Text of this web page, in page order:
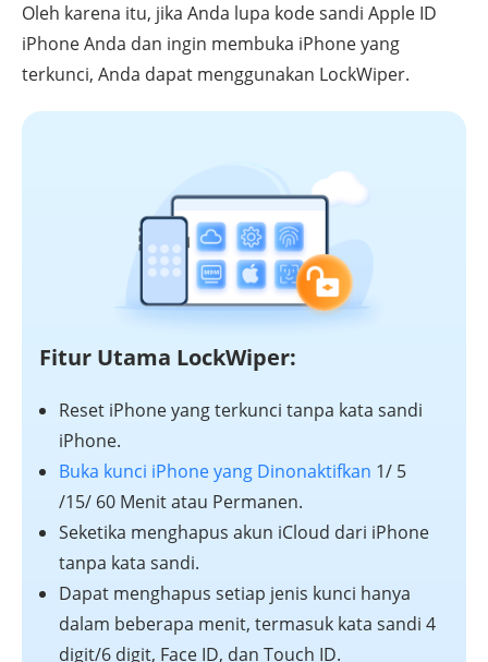
Oleh karena itu, jika Anda lupa kode sandi Apple ID
iPhone Anda dan ingin membuka iPhone yang
terkunci, Anda dapat menggunakan LockWiper.
Fitur Utama LockWiper:
Reset iPhone yang terkunci tanpa kata sandi
iPhone.
Buka kunci iPhone yang Dinonaktifkan 1/ 5
/15/ 60 Menit atau Permanen.
Seketika menghapus akun iCloud dari iPhone
tanpa kata sandi.
Dapat menghapus setiap jenis kunci hanya
dalam beberapa menit, termasuk kata sandi 4
digit/6 digit, Face ID, dan Touch ID.